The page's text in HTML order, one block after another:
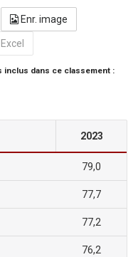
Enr. image
dans ce classement :
2023
79,0
77,7
77,2
76,2